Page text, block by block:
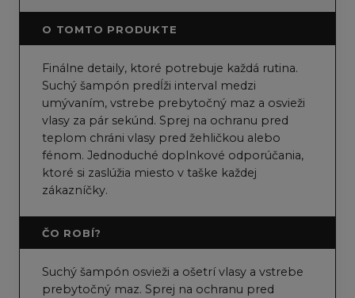
O TOMTO PRODUKTE
Finálne detaily, ktoré potrebuje každá rutina.
Suchý šampón predĺži interval medzi
umývaním, vstrebe prebytočný maz a osvieži
vlasy za pár sekúnd. Sprej na ochranu pred
teplom chráni vlasy pred žehličkou alebo
fénom. Jednoduché doplnkové odporúčania,
ktoré si zaslúžia miesto v taške každej
zákazníčky.
ČO ROBÍ?
Suchý šampón osvieži a ošetrí vlasy a vstrebe
prebytočný maz. Sprej na ochranu pred